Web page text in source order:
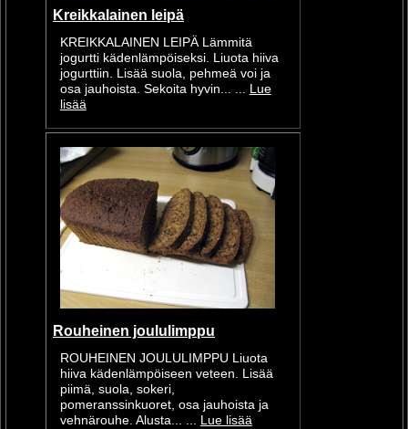
Kreikkalainen leipä
KREIKKALAINEN LEIPÄ Lämmitä
jogurtti kädenlämpöiseksi. Liuota hiiva
jogurttiin. Lisää suola, pehmeä voi ja
osa jauhoista. Sekoita hyvin... ... Lue
lisää
Rouheinen joululimppu
ROUHEINEN JOULULIMPPU Liuota
hiiva kädenlämpöiseen veteen. Lisää
piimä, suola, sokeri,
pomeranssinkuoret, osa jauhoista ja
vehnärouhe. Alusta... ... Lue lisää